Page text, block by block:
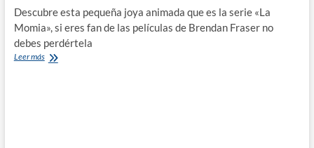
Descubre esta pequeña joya animada que es la serie «La
Momia», si eres fan de las películas de Brendan Fraser no
debes perdértela
Leer másSerie